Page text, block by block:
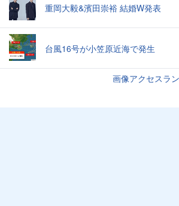
重岡大毅&濱田崇裕 結婚W発表
台風16号が小笠原近海で発生
画像アクセスラ